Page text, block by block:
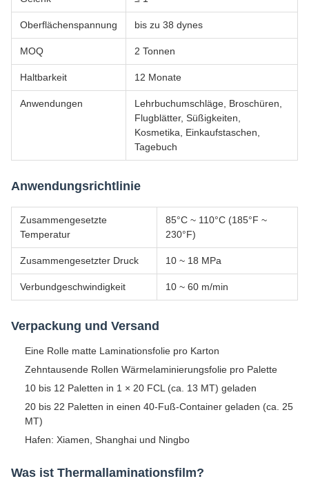
Oberflächenspannung bis zu 38 dynes
MOQ 2 Tonnen
Haltbarkeit 12 Monate
Anwendungen
Lehrbuchumschläge, Broschüren,
Flugblätter, Süßigkeiten,
Kosmetika, Einkaufstaschen,
Tagebuch
Anwendungsrichtlinie
Zusammengesetzte
Temperatur
85°C ~ 110°C (185°F ~
230°F)
Zusammengesetzter Druck 10 ~ 18 MPa
Verbundgeschwindigkeit 10 ~ 60 m/min
Verpackung und Versand
Eine Rolle matte Laminationsfolie pro Karton
Zehntausende Rollen Wärmelaminierungsfolie pro Palette
10 bis 12 Paletten in 1 × 20 FCL (ca. 13 MT) geladen
20 bis 22 Paletten in einen 40-Fuß-Container geladen (ca. 25
MT)
Hafen: Xiamen, Shanghai und Ningbo
Was ist Thermallaminationsfilm?